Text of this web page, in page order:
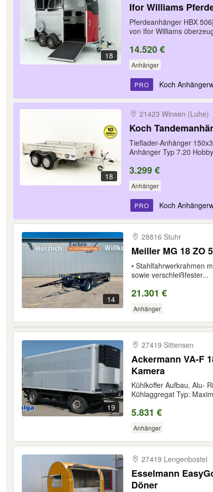
18
Ifor Williams
Pferdeanhänger HBX
von Ifor Williams
14.520 €
Anhänger
PRO Koch
18
21423 Winsen (Luhe)
Koch
Tieflader-Anhänger
Anhänger Typ 7.20
3.299 €
Anhänger
PRO Koch
14
28816 Stuhr
Meiller MG 18 ZO
• Stahlfahrwerkrahmen
sowie verschleißfester...
21.301 €
Anhänger
19
27419 Sittensen
Ackermann VA-F
Kamera
Kühlkoffer Aufbau, Alu-
Kühlaggregat Typ:
5.831 €
Anhänger
27419 Lengenbostel
Esselmann
Döner